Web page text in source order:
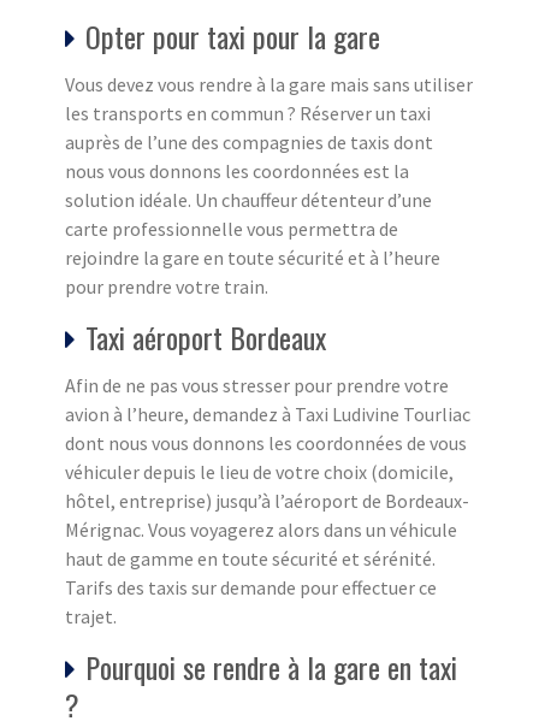
Opter pour taxi pour la gare
Vous devez vous rendre à la gare mais sans utiliser
les transports en commun ? Réserver un taxi
auprès de l’une des compagnies de taxis dont
nous vous donnons les coordonnées est la
solution idéale. Un chauffeur détenteur d’une
carte professionnelle vous permettra de
rejoindre la gare en toute sécurité et à l’heure
pour prendre votre train.
Taxi aéroport Bordeaux
Afin de ne pas vous stresser pour prendre votre
avion à l’heure, demandez à Taxi Ludivine Tourliac
dont nous vous donnons les coordonnées de vous
véhiculer depuis le lieu de votre choix (domicile,
hôtel, entreprise) jusqu’à l’aéroport de Bordeaux-
Mérignac. Vous voyagerez alors dans un véhicule
haut de gamme en toute sécurité et sérénité.
Tarifs des taxis sur demande pour effectuer ce
trajet.
Pourquoi se rendre à la gare en taxi
?